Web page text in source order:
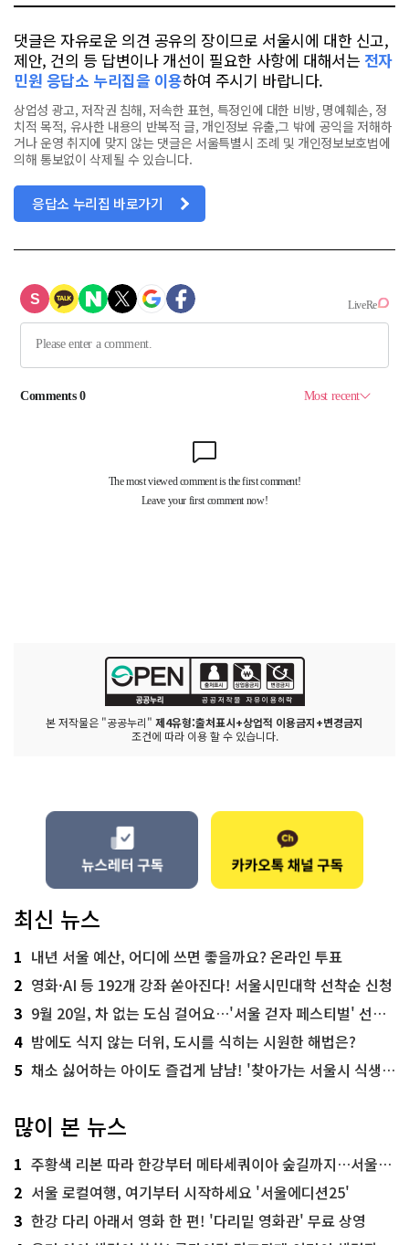
댓글은 자유로운 의견 공유의 장이므로 서울시에 대한 신고,
제안, 건의 등 답변이나 개선이 필요한 사항에 대해서는 전자
민원 응답소 누리집을 이용하여 주시기 바랍니다.
상업성 광고, 저작권 침해, 저속한 표현, 특정인에 대한 비방, 명예훼손, 정
치적 목적, 유사한 내용의 반복적 글, 개인정보 유출,그 밖에 공익을 저해하
거나 운영 취지에 맞지 않는 댓글은 서울특별시 조례 및 개인정보보호법에
의해 통보없이 삭제될 수 있습니다.
응답소 누리집 바로가기
본 저작물은 "공공누리" 제4유형:출처표시+상업적 이용금지+변경금지
조건에 따라 이용 할 수 있습니다.
최신 뉴스
1 내년 서울 예산, 어디에 쓰면 좋을까요? 온라인 투표
2 영화·AI 등 192개 강좌 쏟아진다! 서울시민대학 선착순 신청
3 9월 20일, 차 없는 도심 걸어요…'서울 걷자 페스티벌' 선착순 5천명
4 밤에도 식지 않는 더위, 도시를 식히는 시원한 해법은?
5 채소 싫어하는 아이도 즐겁게 냠냠! '찾아가는 서울시 식생활 교육' 현장
많이 본 뉴스
1 주황색 리본 따라 한강부터 메타세쿼이아 숲길까지…서울둘레길 15코스
2 서울 로컬여행, 여기부터 시작하세요 '서울에디션25'
3 한강 다리 아래서 영화 한 편! '다리밑 영화관' 무료 상영